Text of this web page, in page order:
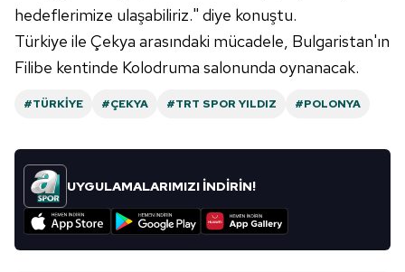
hedeflerimize ulaşabiliriz." diye konuştu.
Türkiye ile Çekya arasındaki mücadele, Bulgaristan'ın
Filibe kentinde Kolodruma salonunda oynanacak.
#TÜRKIYE #ÇEKYA #TRT SPOR YILDIZ #POLONYA
UYGULAMALARIMIZI İNDİRİN!